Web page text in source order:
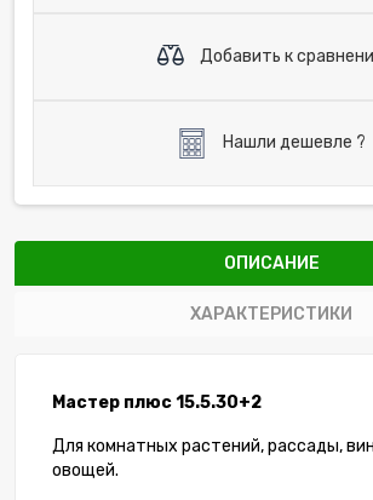
Добавить к
Нашли дешевле ?
ОПИСАНИЕ
ХАРАКТЕРИСТИКИ
Мастер плюс 15.5.30+2
Для комнатных растений, рассады,
овощей.